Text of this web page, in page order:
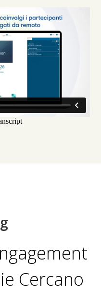
Cercano